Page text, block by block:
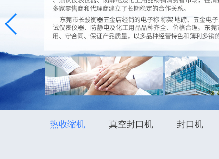
热收缩机 真空封口机 封口机